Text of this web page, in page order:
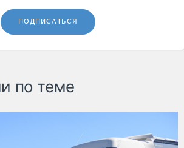
ПОДПИСАТЬСЯ
по теме